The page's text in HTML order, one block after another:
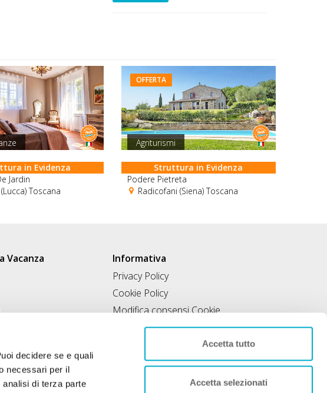
decidere se e quali
necessari per il
di terza parte
Accetta tutto
Accetta selezionati
in Evidenza
Jardin
Toscana
OFFERTA
Agriturismi
Struttura in Evidenza
Podere Pietreta
Radicofani (Siena) Toscana
Vacanza
Informativa
Privacy Policy
Cookie Policy
Modifica consensi Cookie
Condizioni di utilizzo
Contratto di inclusione